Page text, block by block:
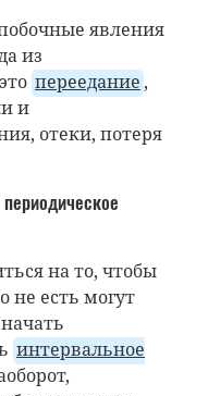
явления
из
это переедание ,
и
отеки, потеря
на то, чтобы
не есть могут
интервальное